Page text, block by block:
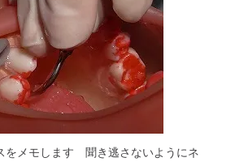
をメモします 聞き逃さないようにネ